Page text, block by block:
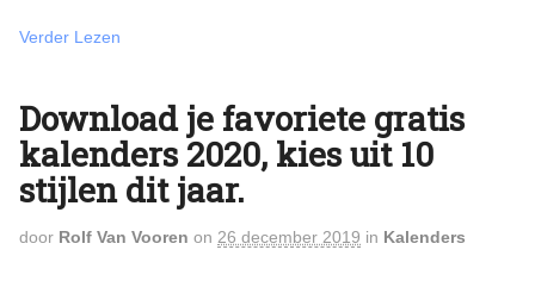
Verder Lezen
Download je favoriete gratis
kalenders 2020, kies uit 10
stijlen dit jaar.
door Rolf Van Vooren on 26 december 2019 in Kalenders